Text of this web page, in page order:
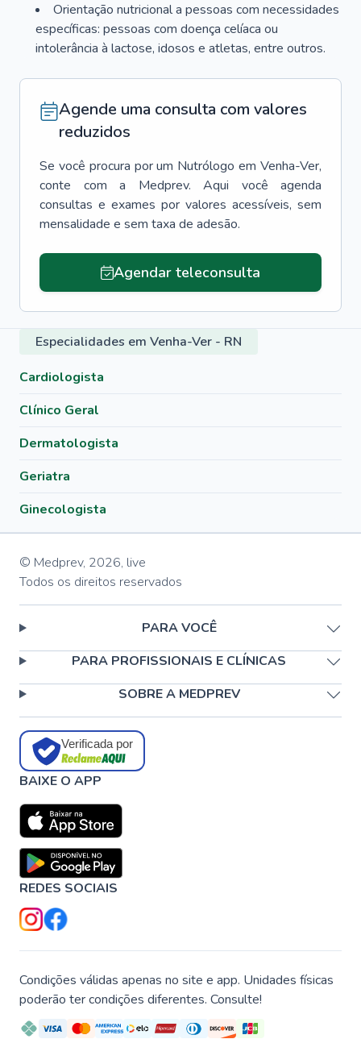
Orientação nutricional a pessoas com necessidades
específicas: pessoas com doença celíaca ou
intolerância à lactose, idosos e atletas, entre outros.
Agende uma consulta com valores
reduzidos
Se você procura por um Nutrólogo em Venha-Ver,
conte com a Medprev. Aqui você agenda
consultas e exames por valores acessíveis, sem
mensalidade e sem taxa de adesão.
Agendar teleconsulta
Especialidades em Venha-Ver - RN
Cardiologista
Clínico Geral
Dermatologista
Geriatra
Ginecologista
© Medprev, 2026, live
Todos os direitos reservados
PARA VOCÊ
PARA PROFISSIONAIS E CLÍNICAS
SOBRE A MEDPREV
Verificada por
BAIXE O APP
REDES SOCIAIS
Condições válidas apenas no site e app. Unidades físicas
poderão ter condições diferentes. Consulte!